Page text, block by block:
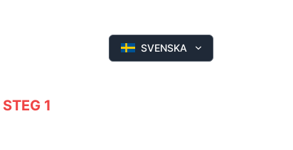
SVENSKA
STEG 1